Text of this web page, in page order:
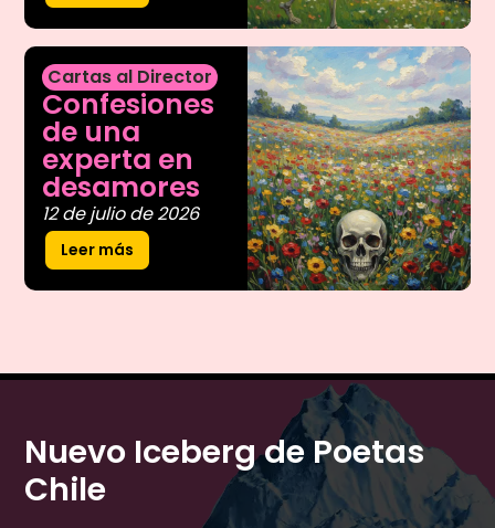
Cartas al Director
Confesiones
de una
experta en
desamores
12 de julio de 2026
Leer más
Nuevo Iceberg de Poetas
Chile